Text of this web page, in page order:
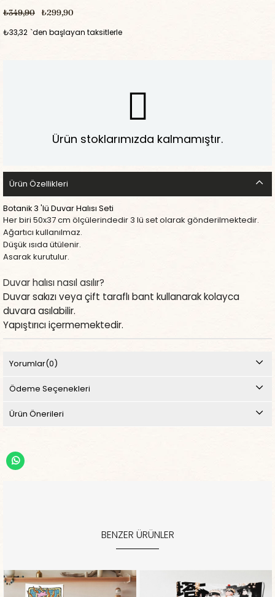
₺349,90 ₺299,90
₺33,32 `den başlayan taksitlerle
Ürün stoklarımızda kalmamıştır.
Ürün Özellikleri
Botanik 3 'lü Duvar Halısı Seti
Her biri 50x37 cm ölçülerindedir 3 lü set olarak gönderilmektedir.
Ağartıcı kullanılmaz.
Düşük ısıda ütülenir.
Asarak kurutulur.
Duvar halısı nasıl asılır?
Duvar sakızı veya çift taraflı bant kullanarak kolayca
duvara asılabilir.
Yapıştırıcı içermemektedir.
Yorumlar(0)
Ödeme Seçenekleri
Ürün Önerileri
BENZER ÜRÜNLER